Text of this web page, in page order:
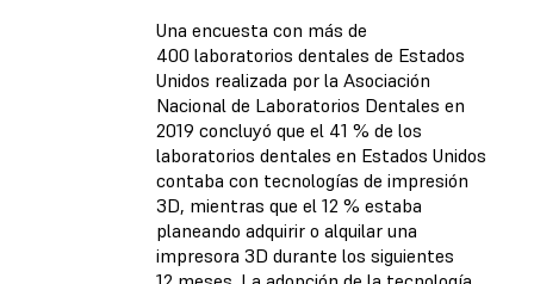
Una encuesta con más de
400 laboratorios dentales de Estados
Unidos realizada por la Asociación
Nacional de Laboratorios Dentales en
2019 concluyó que el 41 % de los
laboratorios dentales en Estados Unidos
contaba con tecnologías de impresión
3D, mientras que el 12 % estaba
planeando adquirir o alquilar una
impresora 3D durante los siguientes